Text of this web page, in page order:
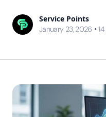
Service Points
January 23, 2026 • 14